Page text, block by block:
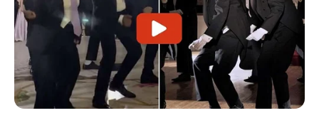
CARGAR MÁS
TEMAS DESTACADOS